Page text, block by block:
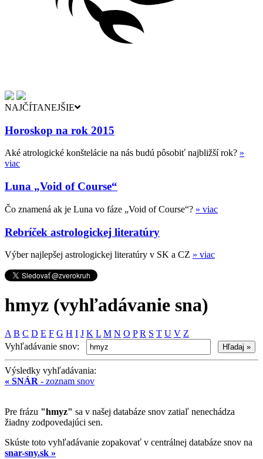
NAJČÍTANEJŠIE
Horoskop na rok 2015
Aké atrologické konštelácie na nás budú pôsobiť najbližší rok? »
viac
Luna „Void of Course“
Čo znamená ak je Luna vo fáze „Void of Course“? » viac
Rebríček astrologickej literatúry
Výber najlepšej astrologickej literatúry v SK a CZ » viac
hmyz (vyhľadávanie sna)
A B C D E F G H I J K L M N O P R S T U V Z
Vyhľadávanie snov:
Výsledky vyhľadávania:
« SNÁR - zoznam snov
Pre frázu "hmyz" sa v našej databáze snov zatiaľ nenechádza
žiadny zodpovedajúci sen.
Skúste toto vyhľadávanie zopakovať v centrálnej databáze snov na
snar-sny.sk »